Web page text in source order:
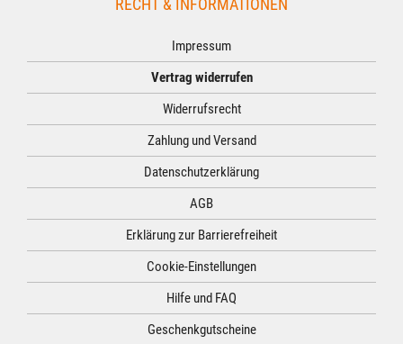
RECHT & INFORMATIONEN
Impressum
Vertrag widerrufen
Widerrufsrecht
Zahlung und Versand
Datenschutzerklärung
AGB
Erklärung zur Barrierefreiheit
Cookie-Einstellungen
Hilfe und FAQ
Geschenkgutscheine